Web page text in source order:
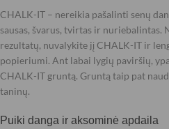
CHALK-IT – nereikia pašalinti senų
sausas, švarus, tvirtas ir nuriebalintas.
rezultatų, nuvalykite jį CHALK-IT ir
popieriumi. Ant labai lygių paviršių,
CHALK-IT gruntą. Gruntą taip pat
taninų.
Puiki danga ir aksominė apdaila